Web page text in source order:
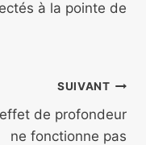
à la pointe de
SUIVANT
de profondeur
ne fonctionne pas